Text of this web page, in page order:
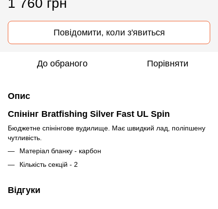
Повідомити, коли з'явиться
До обраного Порівняти
Опис
Спінінг Bratfishing Silver Fast UL Spin
Бюджетне спінінгове вудилище. Має швидкий лад, поліпшену
чутливість.
Матеріал бланку - карбон
Кількість секцій - 2
Відгуки